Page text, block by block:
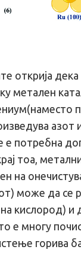
открија
метален
е потребна
тоа,
на
може да се
кислород) и
е многу
горива